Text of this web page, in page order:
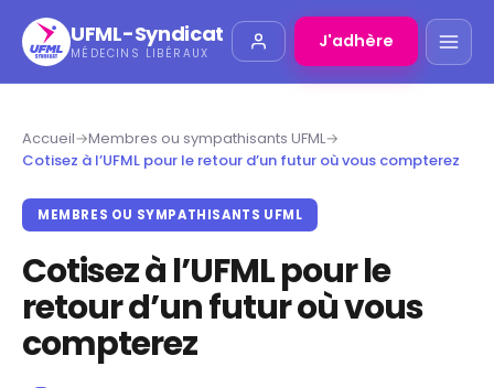
UFML-Syndicat
MÉDECINS LIBÉRAUX
J'adhère
Accueil→Membres ou sympathisants UFML→
Cotisez à l’UFML pour le retour d’un futur où vous compterez
MEMBRES OU SYMPATHISANTS UFML
Cotisez à l’UFML pour le
retour d’un futur où vous
compterez